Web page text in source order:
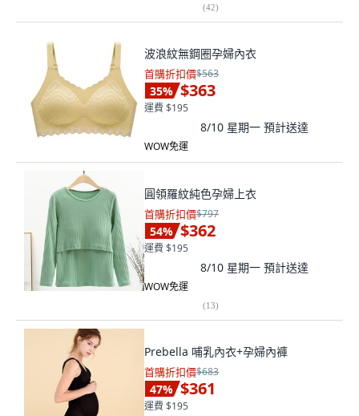
(42)
波浪紋無鋼圈孕婦內衣
首購折扣價$563
35% $363
運費 $195
8/10 星期一 預計送達
WOW免運
圓領羅紋純色孕婦上衣
首購折扣價$797
54% $362
運費 $195
8/10 星期一 預計送達
WOW免運
(13)
Prebella 哺乳內衣+孕婦內褲
首購折扣價$683
47% $361
運費 $195